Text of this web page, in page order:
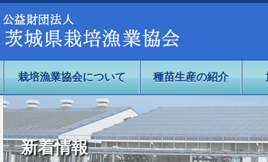
公益社団法人茨城県栽培漁業協会
栽培漁業協会について 種苗生産の紹介
新着情報